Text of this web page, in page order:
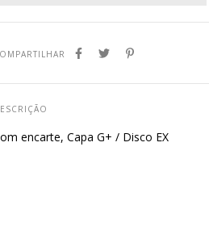
encarte, Capa G+ / Disco EX